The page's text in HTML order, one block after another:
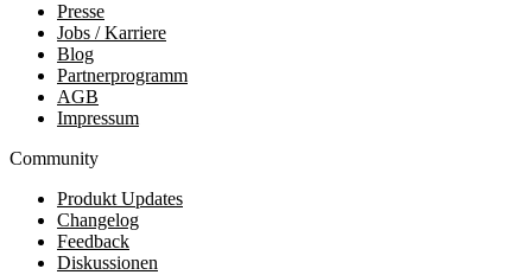
Presse
Jobs / Karriere
Blog
Partnerprogramm
AGB
Impressum
Community
Produkt Updates
Changelog
Feedback
Diskussionen